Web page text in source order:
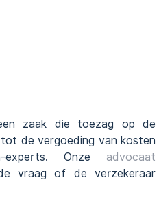
zaak die toezag op de
de vergoeding van kosten
experts. Onze advocaat
vraag of de verzekeraar